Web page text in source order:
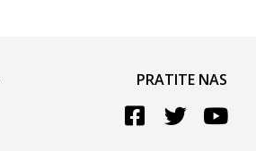
PRATITE NAS